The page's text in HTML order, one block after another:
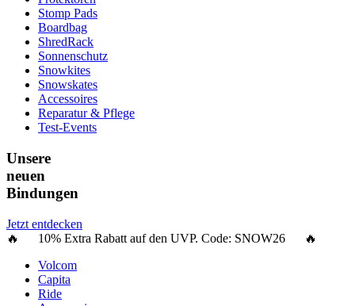
Stomp Pads
Boardbag
ShredRack
Sonnenschutz
Snowkites
Snowskates
Accessoires
Reparatur & Pflege
Test-Events
Unsere
neuen
Bindungen
Jetzt entdecken
🔥 10% Extra Rabatt auf den UVP. Code: SNOW26 🔥
Volcom
Capita
Ride